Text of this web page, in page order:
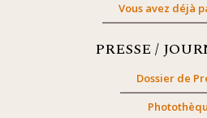
Vous avez déjà
PRESSE /
Dossier de